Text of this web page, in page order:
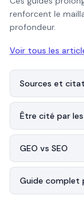
renforcent le
profondeur.
Voir tous les
Sources et
Être cité par
GEO vs SEO
Guide complet